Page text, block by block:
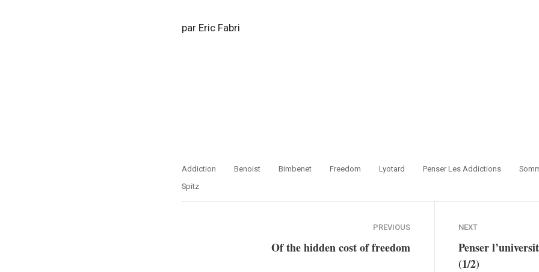
par Eric Fabri
Addiction Benoist Bimbenet Freedom Lyotard Penser Les Addictions
Spitz
PREVIOUS
Of the hidden cost of freedom
NEXT
Penser
(1/2)